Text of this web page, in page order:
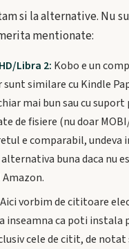
si la alternative. Nu
mentionate:
Libra 2: Kobo e un
sunt similare cu Kindle
mai bun sau cu
de fisiere (nu doar
e comparabil, undeva
alternativa buna daca nu
Aici vorbim de cititoare
inseamna ca poti instala
cele de citit, de notat